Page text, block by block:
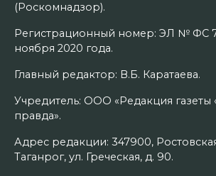
(Роскомнадзор).
Регистрационный номер: ЭЛ № ФС
ноября 2020 года.
Главный редактор: В.Б. Каратаева.
Учредитель: ООО «Редакция газеты
правда».
Адрес редакции: 347900,
Таганрог, ул. Греческая, д. 90.